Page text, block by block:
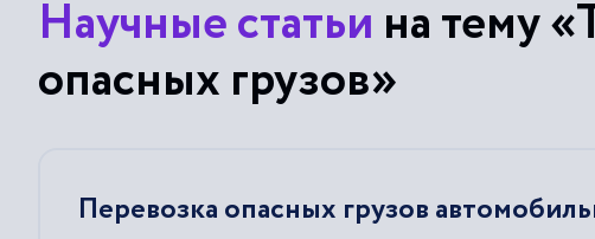
Научные статьи на тему
опасных грузов»
Перевозка опасных грузов